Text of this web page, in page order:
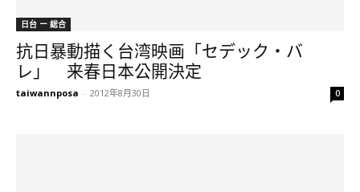
日台 ー 総合
抗日暴動描く台湾映画「セデック・バ
レ」 来春日本公開決定
taiwannposa - 2012年8月30日 0